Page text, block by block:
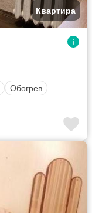
Квартира
Обогрев